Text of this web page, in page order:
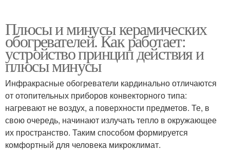
Плюсы и минусы керамических
обогревателей. Как работает:
устройство принцип действия и
плюсы минусы
Инфракрасные обогреватели кардинально отличаются
от отопительных приборов конвекторного типа:
нагревают не воздух, а поверхности предметов. Те, в
свою очередь, начинают излучать тепло в окружающее
их пространство. Таким способом формируется
комфортный для человека микроклимат.